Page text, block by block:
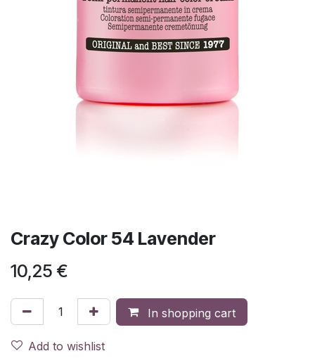
Crazy Color 54 Lavender
10,25 €
In shopping cart
Add to wishlist